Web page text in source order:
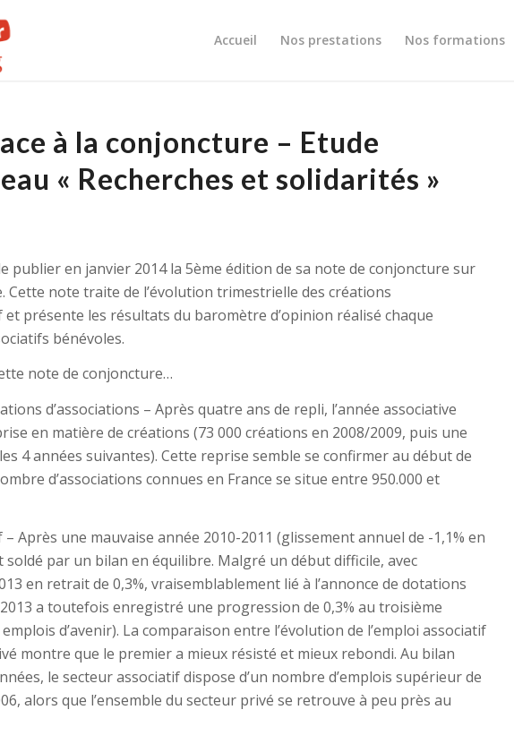
Accueil Nos prestations Nos formations
à la conjoncture – Etude
« Recherches et solidarités »
publier en janvier 2014 la 5ème édition de sa note de conjoncture sur
Cette note traite de l’évolution trimestrielle des créations
et présente les résultats du baromètre d’opinion réalisé chaque
bénévoles.
note de conjoncture…
d’associations – Après quatre ans de repli, l’année associative
en matière de créations (73 000 créations en 2008/2009, puis une
4 années suivantes). Cette reprise semble se confirmer au début de
d’associations connues en France se situe entre 950.000 et
Après une mauvaise année 2010-2011 (glissement annuel de -1,1% en
soldé par un bilan en équilibre. Malgré un début difficile, avec
en retrait de 0,3%, vraisemblablement lié à l’annonce de dotations
a toutefois enregistré une progression de 0,3% au troisième
d’avenir). La comparaison entre l’évolution de l’emploi associatif
montre que le premier a mieux résisté et mieux rebondi. Au bilan
le secteur associatif dispose d’un nombre d’emplois supérieur de
alors que l’ensemble du secteur privé se retrouve à peu près au